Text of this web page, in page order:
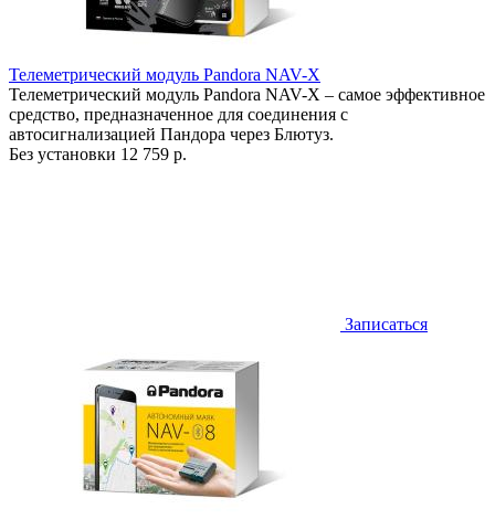
Телеметрический модуль Pandora NAV-X
Телеметрический модуль Pandora NAV-X – самое эффективное
средство, предназначенное для соединения с
автосигнализацией Пандора через Блютуз.
Без установки 12 759 р.
Записаться